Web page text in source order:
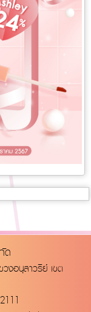
ด
งอนุสาวรีย์ เขต